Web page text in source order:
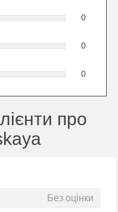
0
0
0
про
Без оцінки